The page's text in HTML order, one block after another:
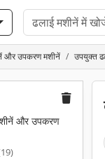
और उपकरण मशीनें उपयुक्त
और उपकरण